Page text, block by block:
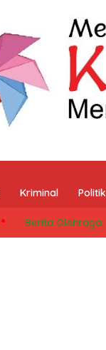
Kriminal Politik
Berita Olahraga